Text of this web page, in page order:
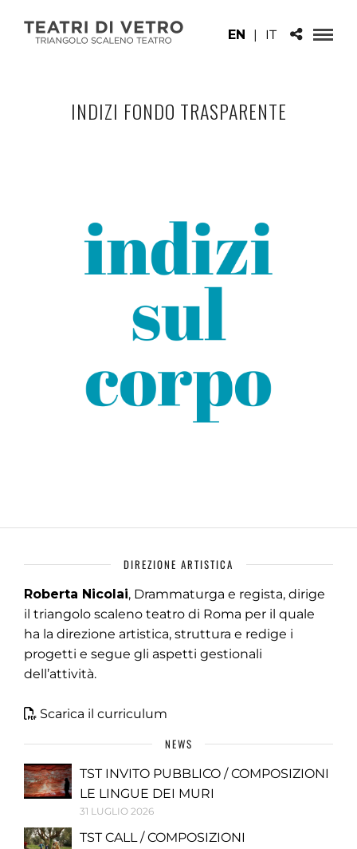
EN | IT
INDIZI FONDO TRASPARENTE
DIREZIONE ARTISTICA
Roberta Nicolai, Drammaturga e regista, dirige
il triangolo scaleno teatro di Roma per il quale
ha la direzione artistica, struttura e redige i
progetti e segue gli aspetti gestionali
dell’attività.
Scarica il curriculum
NEWS
TST INVITO PUBBLICO / COMPOSIZIONI
LE LINGUE DEI MURI
31 LUGLIO 2026
TST CALL / COMPOSIZIONI